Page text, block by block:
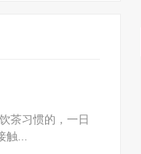
茶习惯的，一日
...